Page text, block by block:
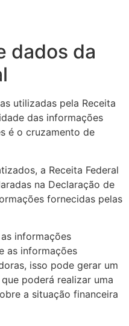
dados da
utilizadas pela Receita
das informações
é o cruzamento de
a Receita Federal
na Declaração de
fornecidas pelas
informações
as informações
isso pode gerar um
poderá realizar uma
a situação financeira